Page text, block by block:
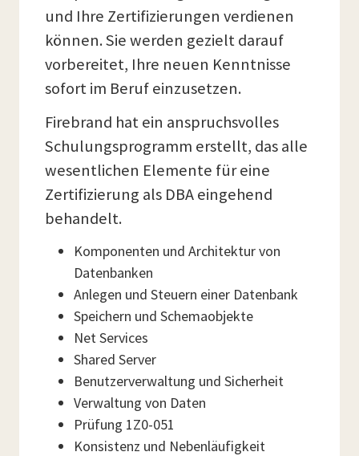
und Ihre Zertifizierungen verdienen
können. Sie werden gezielt darauf
vorbereitet, Ihre neuen Kenntnisse
sofort im Beruf einzusetzen.
Firebrand hat ein anspruchsvolles
Schulungsprogramm erstellt, das alle
wesentlichen Elemente für eine
Zertifizierung als DBA eingehend
behandelt.
Komponenten und Architektur von
Datenbanken
Anlegen und Steuern einer Datenbank
Speichern und Schemaobjekte
Net Services
Shared Server
Benutzerverwaltung und Sicherheit
Verwaltung von Daten
Prüfung 1Z0-051
Konsistenz und Nebenläufigkeit